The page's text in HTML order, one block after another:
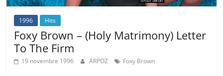
1996 Hits
Foxy Brown – (Holy Matrimony) Letter
To The Firm
19 novembre 1996 ARPOZ Foxy Brown